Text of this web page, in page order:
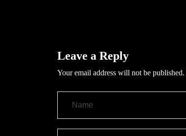
Leave a Reply
Your email address will not be published.